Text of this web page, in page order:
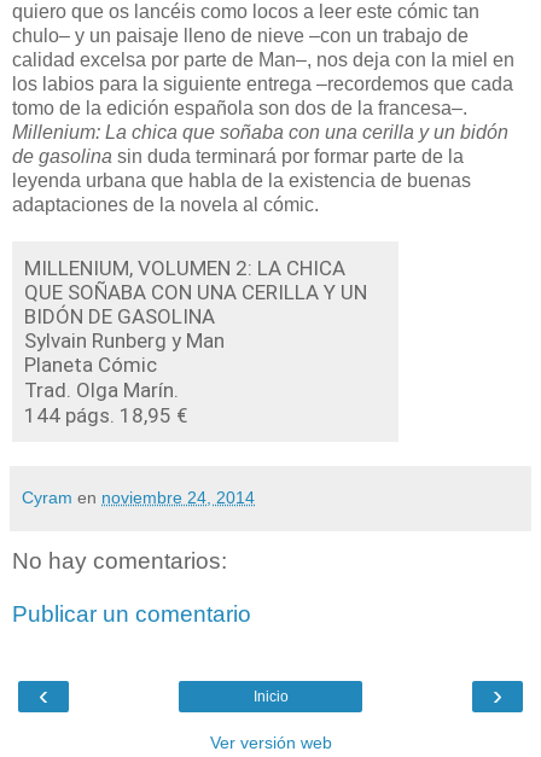
quiero que os lancéis como locos a leer este cómic tan
chulo– y un paisaje lleno de nieve –con un trabajo de
calidad excelsa por parte de Man–, nos deja con la miel en
los labios para la siguiente entrega –recordemos que cada
tomo de la edición española son dos de la francesa–.
Millenium: La chica que soñaba con una cerilla y un bidón
de gasolina sin duda terminará por formar parte de la
leyenda urbana que habla de la existencia de buenas
adaptaciones de la novela al cómic.
MILLENIUM, VOLUMEN 2: LA CHICA
QUE SOÑABA CON UNA CERILLA Y UN
BIDÓN DE GASOLINA
Sylvain Runberg y Man
Planeta Cómic
Trad. Olga Marín.
144 págs. 18,95 €
Cyram en noviembre 24, 2014
No hay comentarios:
Publicar un comentario
‹ ›
Inicio
Ver versión web